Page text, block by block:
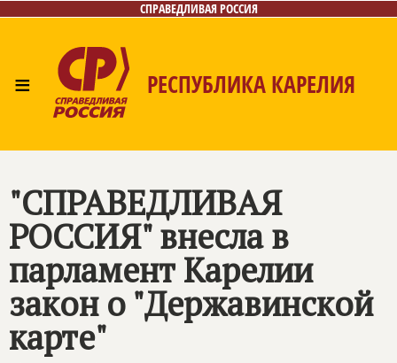
СПРАВЕДЛИВАЯ РОССИЯ
≡ РЕСПУБЛИКА КАРЕЛИЯ
Контакты
"СПРАВЕДЛИВАЯ
РОССИЯ" внесла в
парламент Карелии
закон о "Державинской
карте"